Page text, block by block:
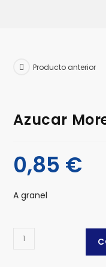
Producto anterior
Azucar
0,85 €
A granel
Azucar